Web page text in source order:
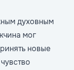
духовным
мог
новые